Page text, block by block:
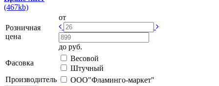
(467kb)
Розничная
цена
от
до руб.
Фасовка
Весовой
Штучный
Производитель
ООО"Фламинго-маркет"